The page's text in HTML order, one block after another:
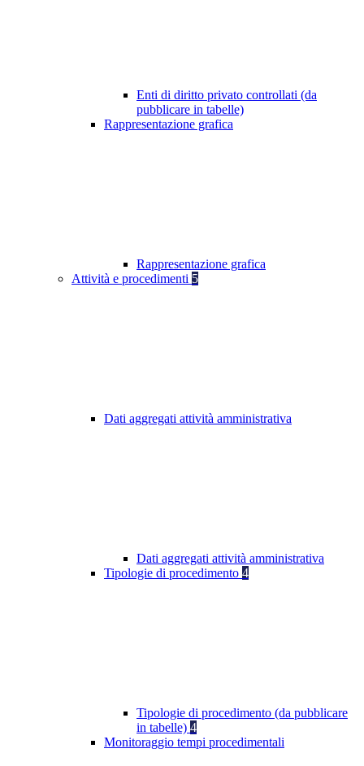
Enti di diritto privato controllati (da
pubblicare in tabelle)
Rappresentazione grafica
Rappresentazione grafica
Attività e procedimenti 5
Dati aggregati attività amministrativa
Dati aggregati attività amministrativa
Tipologie di procedimento 4
Tipologie di procedimento (da pubblicare
in tabelle) 4
Monitoraggio tempi procedimentali